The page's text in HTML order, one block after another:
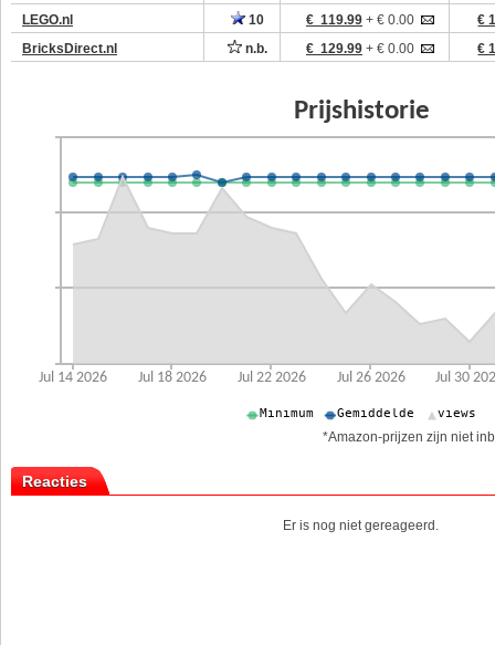
LEGO.nl
10 € 119.99 + € 0.00
€
BricksDirect.nl
n.b. € 129.99 + € 0.00 €
*Amazon-prijzen zijn niet
Reacties
Er is nog niet gereageerd.